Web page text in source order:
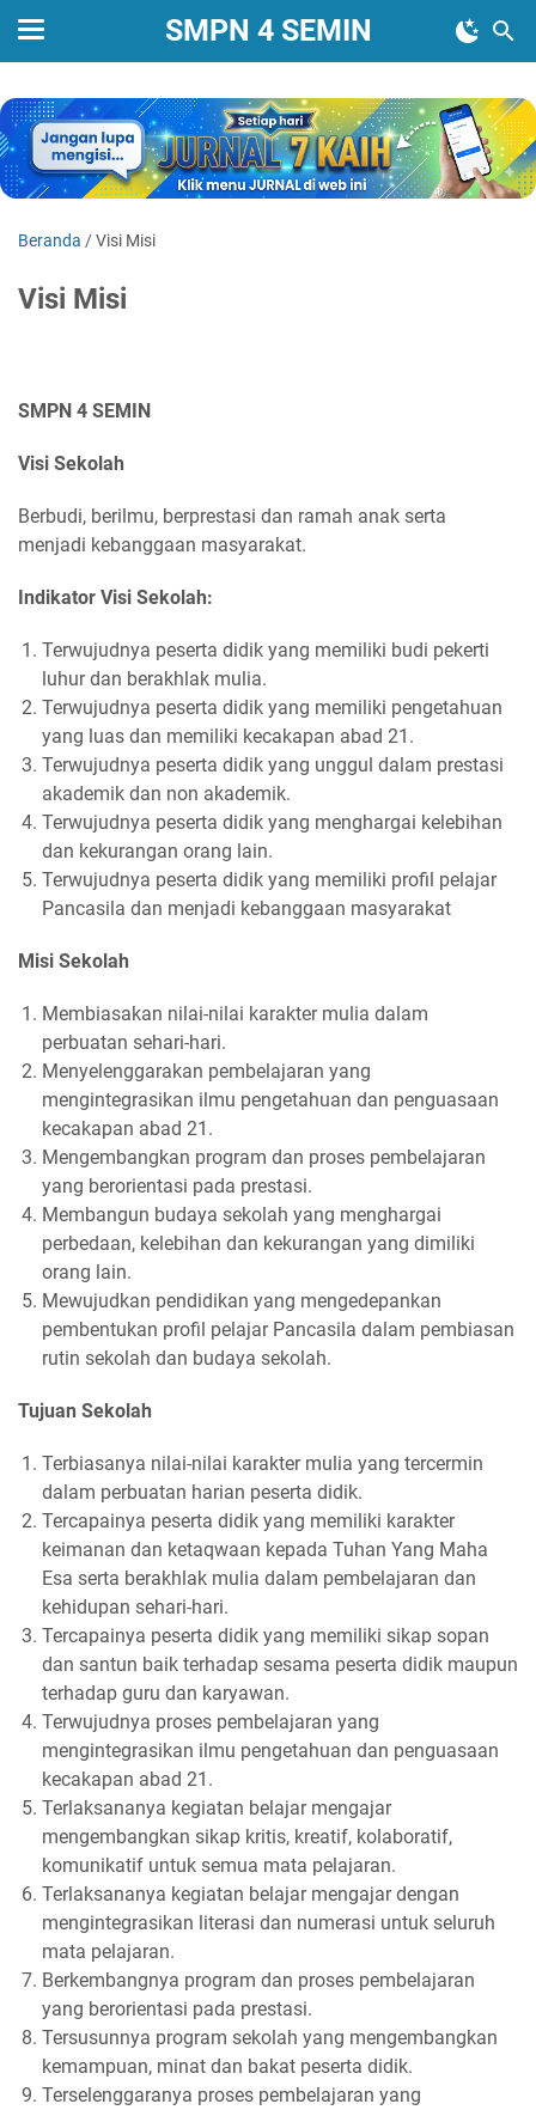
SMPN 4 SEMIN
Beranda /Visi Misi
Visi Misi
SMPN 4 SEMIN
Visi Sekolah
Berbudi, berilmu, berprestasi dan ramah anak serta
menjadi kebanggaan masyarakat.
Indikator Visi Sekolah:
Terwujudnya peserta didik yang memiliki budi pekerti
luhur dan berakhlak mulia.
Terwujudnya peserta didik yang memiliki pengetahuan
yang luas dan memiliki kecakapan abad 21.
Terwujudnya peserta didik yang unggul dalam prestasi
akademik dan non akademik.
Terwujudnya peserta didik yang menghargai kelebihan
dan kekurangan orang lain.
Terwujudnya peserta didik yang memiliki profil pelajar
Pancasila dan menjadi kebanggaan masyarakat
Misi Sekolah
Membiasakan nilai-nilai karakter mulia dalam
perbuatan sehari-hari.
Menyelenggarakan pembelajaran yang
mengintegrasikan ilmu pengetahuan dan penguasaan
kecakapan abad 21.
Mengembangkan program dan proses pembelajaran
yang berorientasi pada prestasi.
Membangun budaya sekolah yang menghargai
perbedaan, kelebihan dan kekurangan yang dimiliki
orang lain.
Mewujudkan pendidikan yang mengedepankan
pembentukan profil pelajar Pancasila dalam pembiasan
rutin sekolah dan budaya sekolah.
Tujuan Sekolah
Terbiasanya nilai-nilai karakter mulia yang tercermin
dalam perbuatan harian peserta didik.
Tercapainya peserta didik yang memiliki karakter
keimanan dan ketaqwaan kepada Tuhan Yang Maha
Esa serta berakhlak mulia dalam pembelajaran dan
kehidupan sehari-hari.
Tercapainya peserta didik yang memiliki sikap sopan
dan santun baik terhadap sesama peserta didik maupun
terhadap guru dan karyawan.
Terwujudnya proses pembelajaran yang
mengintegrasikan ilmu pengetahuan dan penguasaan
kecakapan abad 21.
Terlaksananya kegiatan belajar mengajar
mengembangkan sikap kritis, kreatif, kolaboratif,
komunikatif untuk semua mata pelajaran.
Terlaksananya kegiatan belajar mengajar dengan
mengintegrasikan literasi dan numerasi untuk seluruh
mata pelajaran.
Berkembangnya program dan proses pembelajaran
yang berorientasi pada prestasi.
Tersusunnya program sekolah yang mengembangkan
kemampuan, minat dan bakat peserta didik.
Terselenggaranya proses pembelajaran yang